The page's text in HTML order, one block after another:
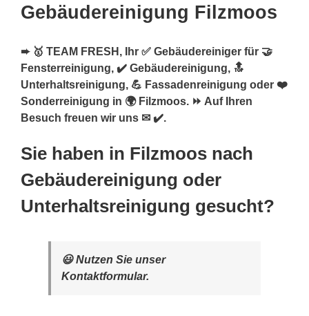
Gebäudereinigung Filzmoos
➨ 🥇 TEAM FRESH, Ihr ✅ Gebäudereiniger für 🤝
Fensterreinigung, ✔️ Gebäudereinigung, 🔝
Unterhaltsreinigung, 💪 Fassadenreinigung oder ❤️
Sonderreinigung in 🌍 Filzmoos. ⏩ Auf Ihren
Besuch freuen wir uns ✉ ✔️.
Sie haben in Filzmoos nach
Gebäudereinigung oder
Unterhaltsreinigung gesucht?
😃 Nutzen Sie unser
Kontaktformular.